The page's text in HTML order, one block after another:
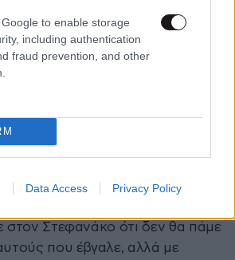
to enable storage
including authentication
fraud prevention, and other
Data Access Privacy Policy
και έχει κάνει δικό του κόμμα,
και από του ΣΥΡΙΖΑ. Υπέροχο
πάντως.
Τζάκρη κάνει ντόρο,
λοιπόν, κατήγγειλε μέλος της
στον Στεφανάκο ότι δεν θα πάμε
που έβγαλε, αλλά με